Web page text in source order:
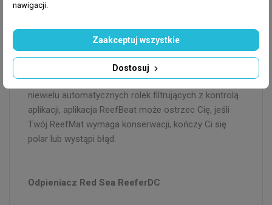
Red Sea ReefMat
ReefMat to najnowsza automatyczna filtracja
mechaniczna z Red Sea. ReefMat jest w pełni
zmontowany i jest przeznaczony do zawieszenia z
boku Red Sea Reef-Spec studzienki. Będąc jednym z
niewielu automatycznych rolek filtrujących z kontrolą
aplikacji, aplikacja ReefBeat może ostrzec Cię, jeśli
Twój ReefMat wymaga konserwacji, kończy Ci się
polar lub wystąpi błąd.
Odpieniacz Red Sea ReeferDC
nawigacji.
Dostosuj
Zaakceptuj wszystkie